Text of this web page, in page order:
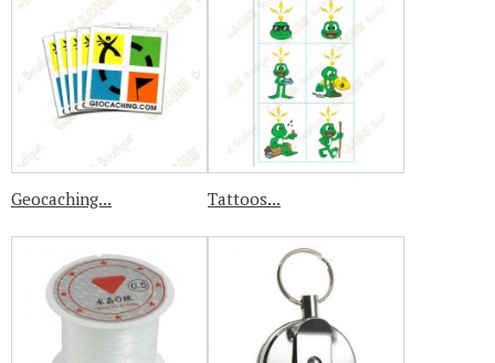
Geocaching... Tattoos...